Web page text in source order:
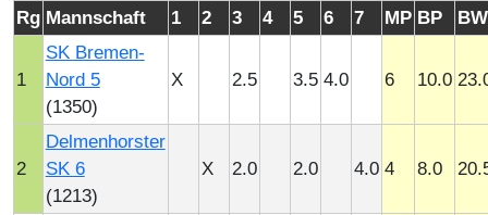
Rg Mannschaft 1 2 3 4 5 6 7 MP BP BW
1
SK Bremen-
Nord 5
(1350)
X 2.5 3.5 4.0 6 10.0
2
Delmenhorster
SK 6
(1213)
X 2.0 2.0 4.0 4 8.0